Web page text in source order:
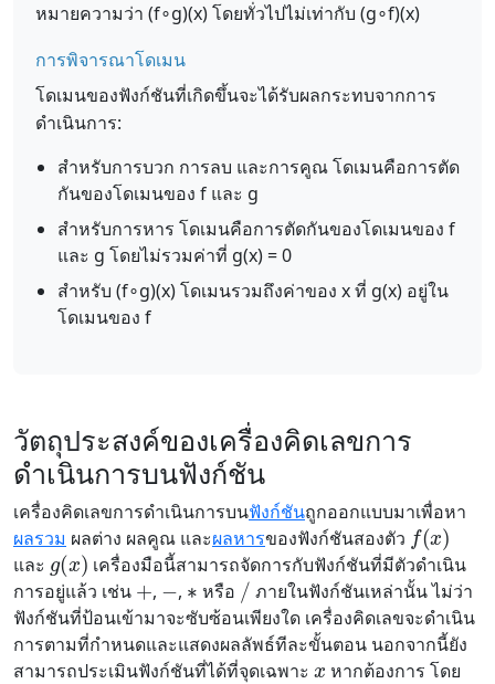
หมายความว่า (f∘g)(x) โดยทั่วไปไม่เท่ากับ (g∘f)(x)
การพิจารณาโดเมน
โดเมนของฟังก์ชันที่เกิดขึ้นจะได้รับผลกระทบจากการ
ดำเนินการ:
สำหรับการบวก การลบ และการคูณ โดเมนคือการตัด
กันของโดเมนของ f และ g
สำหรับการหาร โดเมนคือการตัดกันของโดเมนของ f
และ g โดยไม่รวมค่าที่ g(x) = 0
สำหรับ (f∘g)(x) โดเมนรวมถึงค่าของ x ที่ g(x) อยู่ใน
โดเมนของ f
วัตถุประสงค์ของเครื่องคิดเลขการ
ดำเนินการบนฟังก์ชัน
เครื่องคิดเลขการดำเนินการบนฟังก์ชันถูกออกแบบมาเพื่อหา
ผลรวม ผลต่าง ผลคูณ และผลหารของฟังก์ชันสองตัว
f(x)
และ
g(x)
เครื่องมือนี้สามารถจัดการกับฟังก์ชันที่มีตัวดำเนิน
การอยู่แล้ว เช่น
+
,
−
,
∗
หรือ
/
ภายในฟังก์ชันเหล่านั้น ไม่ว่า
ฟังก์ชันที่ป้อนเข้ามาจะซับซ้อนเพียงใด เครื่องคิดเลขจะดำเนิน
การตามที่กำหนดและแสดงผลลัพธ์ทีละขั้นตอน นอกจากนี้ยัง
สามารถประเมินฟังก์ชันที่ได้ที่จุดเฉพาะ
x
หากต้องการ โดย